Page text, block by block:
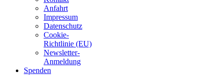
Anfahrt
Impressum
Datenschutz
Cookie-
Richtlinie (EU)
Newsletter-
Anmeldung
Spenden